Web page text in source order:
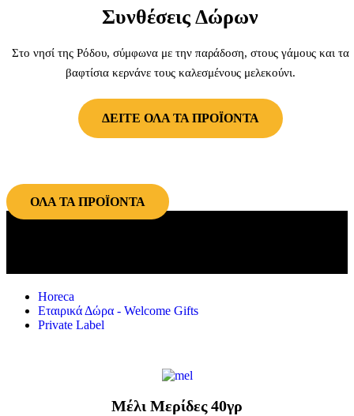
Συνθέσεις Δώρων
Στο νησί της Ρόδου, σύμφωνα με την παράδοση, στους γάμους και τα
βαφτίσια κερνάνε τους καλεσμένους μελεκούνι.
ΔΕΙΤΕ ΟΛΑ ΤΑ ΠΡΟΪΟΝΤΑ
ΟΛΑ ΤΑ ΠΡΟΪΟΝΤΑ
Horeca
Εταιρικά Δώρα - Welcome Gifts
Private Label
Μέλι Μερίδες 40γρ